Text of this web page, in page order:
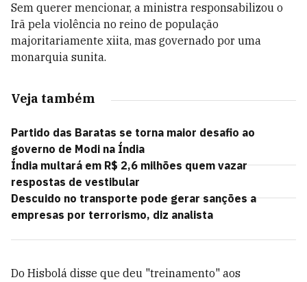
Sem querer mencionar, a ministra responsabilizou o
Irã pela violência no reino de população
majoritariamente xiita, mas governado por uma
monarquia sunita.
Veja também
Partido das Baratas se torna maior desafio ao
governo de Modi na Índia
Índia multará em R$ 2,6 milhões quem vazar
respostas de vestibular
Descuido no transporte pode gerar sanções a
empresas por terrorismo, diz analista
Do Hisbolá disse que deu "treinamento" aos